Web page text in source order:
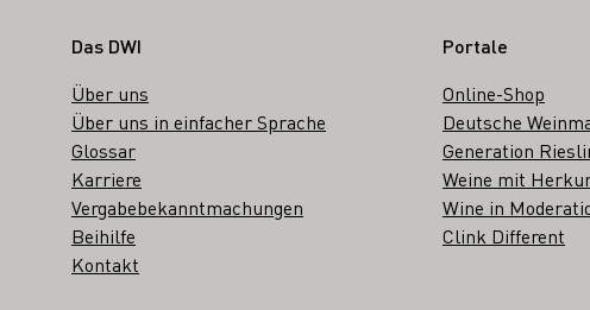
Fußbereich
Das DWI
Über uns
Über uns in einfacher Sprache
Glossar
Karriere
Vergabebekanntmachungen
Beihilfe
Kontakt
Portale
Online-Shop
Deutsche
Generation
Weine mit
Wine in
Clink Different